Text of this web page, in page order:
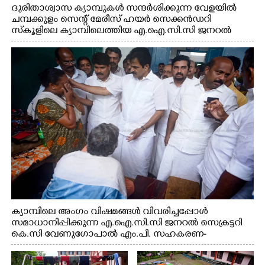
ദുരിതാശ്വാസ ക്യാമ്പുകൾ സന്ദർശിക്കുന്ന വേളയിൽ
ചമ്പക്കുളം സെന്റ് മേരീസ് ഹയർ സെക്കൻഡറി
സ്കൂളിലെ ക്യാമ്പിലെത്തിയ എ.ഐ.സി.സി ജനറൽ
സെക്രട്ടറി കെ.സി വേണുഗോപാൽ എം.പി കുരുന്നിനെ
എടുത്ത് ലാളിച്ചപ്പോൾ. സഹകരണ-എക്സൈസ്
വകുപ്പ് മന്ത്രി എം. ലിജു, കൃഷിവകുപ്പ് മന്ത്രി ടി. സിദ്ദിഖ്,
റെജി ചെറിയാൻ എം. എൽ. എ എന്നിവർ സമീപം
ക്യാമ്പിലെ അംഗം വിഷമങ്ങൾ വിവരിച്ചപ്പോൾ
സമാധാനിപ്പിക്കുന്ന എ.ഐ.സി.സി ജനറൽ സെക്രട്ടറി
കെ.സി വേണുഗോപാൽ എം.പി. സഹകരണ-
എക്സൈസ് വകുപ്പ് മന്ത്രി എം. ലിജു, എന്നിവർ